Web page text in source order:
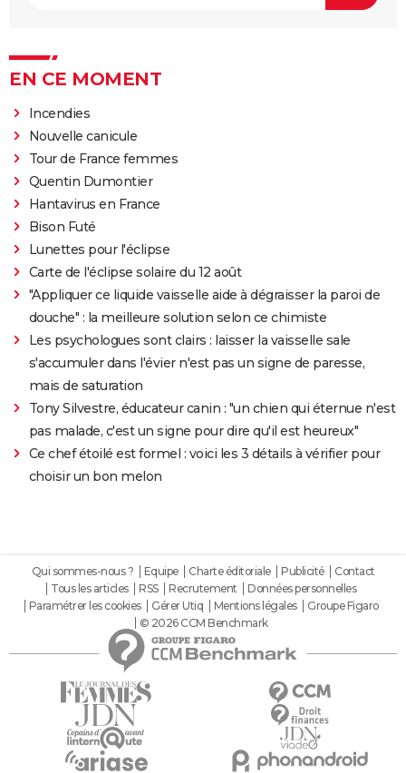
EN CE MOMENT
Incendies
Nouvelle canicule
Tour de France femmes
Quentin Dumontier
Hantavirus en France
Bison Futé
Lunettes pour l'éclipse
Carte de l'éclipse solaire du 12 août
"Appliquer ce liquide vaisselle aide à dégraisser la paroi de
douche" : la meilleure solution selon ce chimiste
Les psychologues sont clairs : laisser la vaisselle sale
s'accumuler dans l'évier n'est pas un signe de paresse,
mais de saturation
Tony Silvestre, éducateur canin : "un chien qui éternue n'est
pas malade, c'est un signe pour dire qu'il est heureux"
Ce chef étoilé est formel : voici les 3 détails à vérifier pour
choisir un bon melon
Qui sommes-nous ? Equipe Charte éditoriale Publicité
Contact
Tous les articles
RSS Recrutement
Données personnelles
Paramétrer les cookies
Gérer Utiq Mentions légales
Groupe Figaro
© 2026 CCM Benchmark